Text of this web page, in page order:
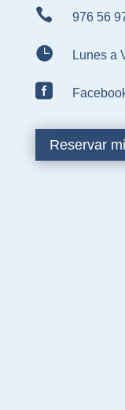
 976 56
 Lunes a

Reservar